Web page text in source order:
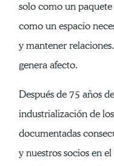
solo como un
como un espacio
y mantener
genera afecto.
Después de 75 años
industrialización de
documentadas
y nuestros socios en